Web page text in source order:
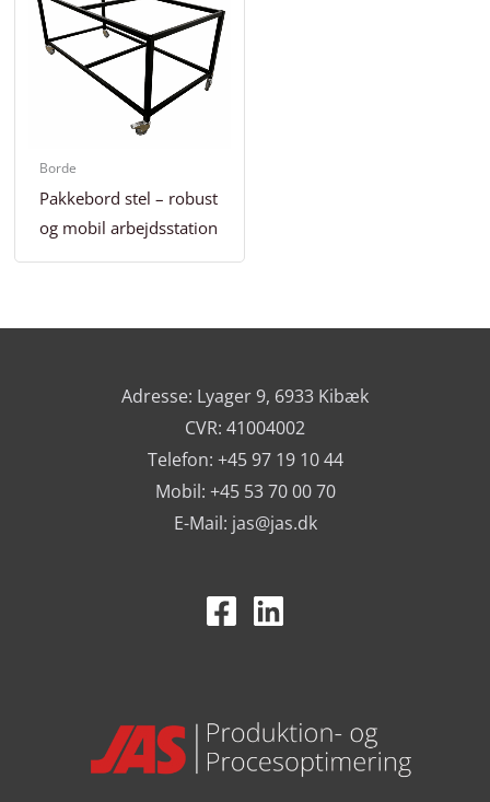
Borde
Pakkebord stel – robust
og mobil arbejdsstation
Adresse: Lyager 9, 6933 Kibæk
CVR: 41004002
Telefon: +45 97 19 10 44
Mobil: +45 53 70 00 70
E-Mail: jas@jas.dk